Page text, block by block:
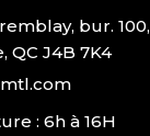
bur. 100,
QC J4B 7K4
: 6h à 16H